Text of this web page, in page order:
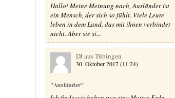
Hallo! Meine Meinung nach, Ausländer ist
ein Mensch, der sich so fühlt. Viele Leute
leben in dem Land, das mit ihnen verbindet
nicht. Aber sie si...
DJ aus Tübingen
30. Oktober 2017 (11:24)
"Ausländer"